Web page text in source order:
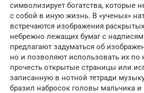
символизирует богат­ства, которые
с собой в иную жизнь. В «ученых»
встречаются изображения
небрежно лежащих бумаг с
предлагают задуматься об
но и позволяют использовать их по
прочесть открытые страницы или
записанную в нотной тетради
бразил набросок головы мальчика и